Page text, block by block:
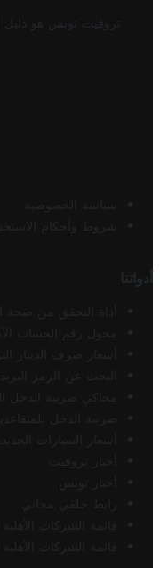
تروفيت تونس هو دليل
سياسة الخصوصية
شروط وأحكام
أدواتنا
أداة التحقق من صحة
محول رقم الحساب
أسعار صرف الدينار
البحث عن الرمز
محاكي ضريبة الدخل
ضريبة الدخل
أسعار السيارات
أخبار تروفيت
أخبار تونس
رابط خلفي مجاني
قائمة الشركات الأهلية
قائمة الشركات الأهلية